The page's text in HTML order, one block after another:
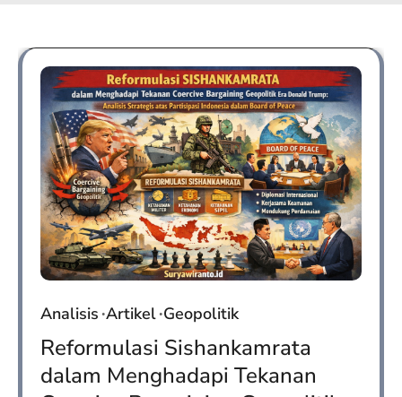
Analisis Artikel Geopolitik
Reformulasi Sishankamrata
dalam Menghadapi Tekanan